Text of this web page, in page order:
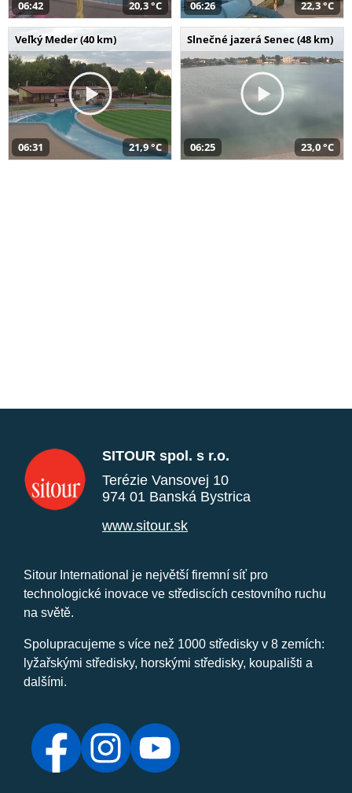
06:42 20,3 °C 06:26 22,3 °C
Veľký Meder (40 km)
06:31 21,9 °C
Slnečné jazerá Senec (48 km)
06:25 23,0 °C
SITOUR spol. s r.o.
Terézie Vansovej 10
974 01 Banská Bystrica
www.sitour.sk
Sitour International je největší firemní síť pro
technologické inovace ve střediscích cestovního ruchu
na světě.
Spolupracujeme s více než 1000 středisky v 8 zemích:
lyžařskými středisky, horskými středisky, koupališti a
dalšími.